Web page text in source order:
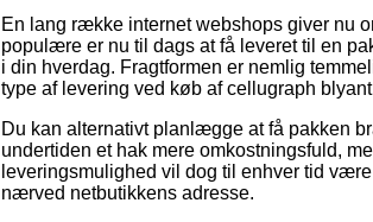
En lang række internet webshops giver nu
populære er nu til dags at få leveret til en
i din hverdag. Fragtformen er nemlig
type af levering ved køb af cellugraph
Du kan alternativt planlægge at få pakken
undertiden et hak mere omkostningsfuld,
leveringsmulighed vil dog til enhver tid
nærved netbutikkens adresse.